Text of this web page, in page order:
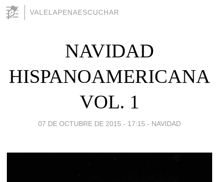
VALELAPENAESCUCHAR
NAVIDAD
HISPANOAMERICANA
VOL. 1
07 DE OCTUBRE DE 2015 - 17:15 - NAVIDAD